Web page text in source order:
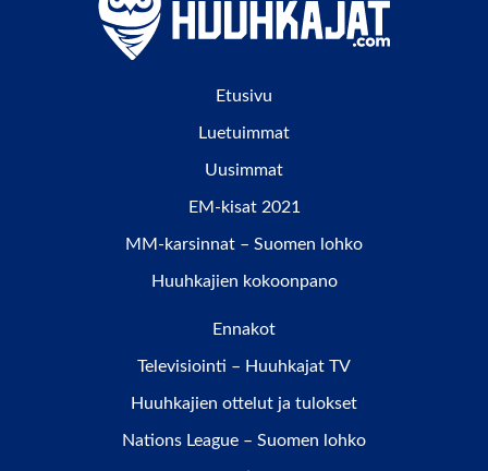
Etusivu
Luetuimmat
Uusimmat
EM-kisat 2021
MM-karsinnat – Suomen lohko
Huuhkajien kokoonpano
Ennakot
Televisiointi – Huuhkajat TV
Huuhkajien ottelut ja tulokset
Nations League – Suomen lohko